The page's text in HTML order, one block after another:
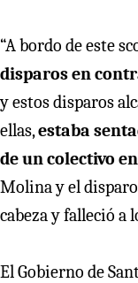
“A bordo de este
disparos en
y estos disparos
ellas,estaba
de un colectivo
Molina y el
cabeza y falleció a
El Gobierno de